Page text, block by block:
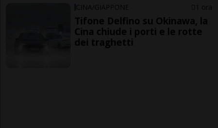
CINA/GIAPPONE 1 ora
Tifone Delfino su Okinawa, la
Cina chiude i porti e le rotte
dei traghetti